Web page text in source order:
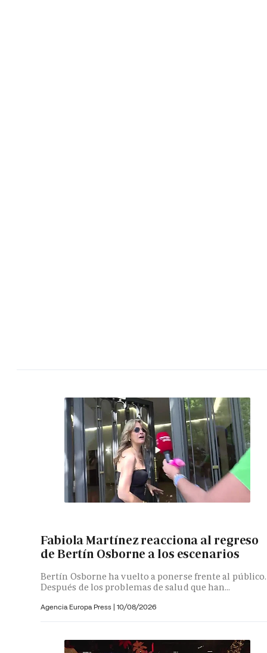
Fabiola Martínez reacciona al regreso
de Bertín Osborne a los escenarios
Bertín Osborne ha vuelto a ponerse frente al público.
Después de los problemas de salud que han...
Agencia Europa Press | 10/08/2026